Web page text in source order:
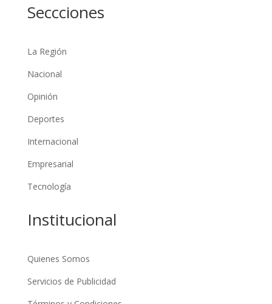
Seccciones
La Región
Nacional
Opinión
Deportes
Internacional
Empresarial
Tecnología
Institucional
Quienes Somos
Servicios de Publicidad